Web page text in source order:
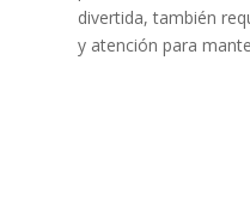
divertida, también
y atención para